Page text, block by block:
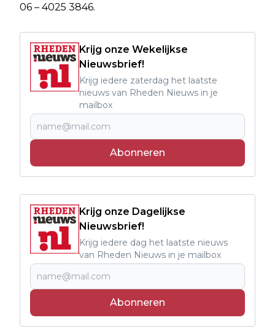
06 – 4025 3846.
Krijg onze Wekelijkse
Nieuwsbrief!
Krijg iedere zaterdag het laatste
nieuws van Rheden Nieuws in je
mailbox
Abonneren
Krijg onze Dagelijkse
Nieuwsbrief!
Krijg iedere dag het laatste nieuws
van Rheden Nieuws in je mailbox
Abonneren